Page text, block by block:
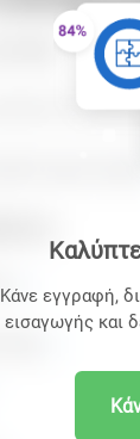
Κάνε εγγραφή,
εισαγωγής και